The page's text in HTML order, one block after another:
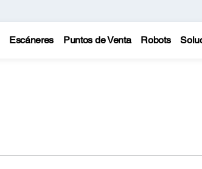
Escáneres Puntos de Venta Robots